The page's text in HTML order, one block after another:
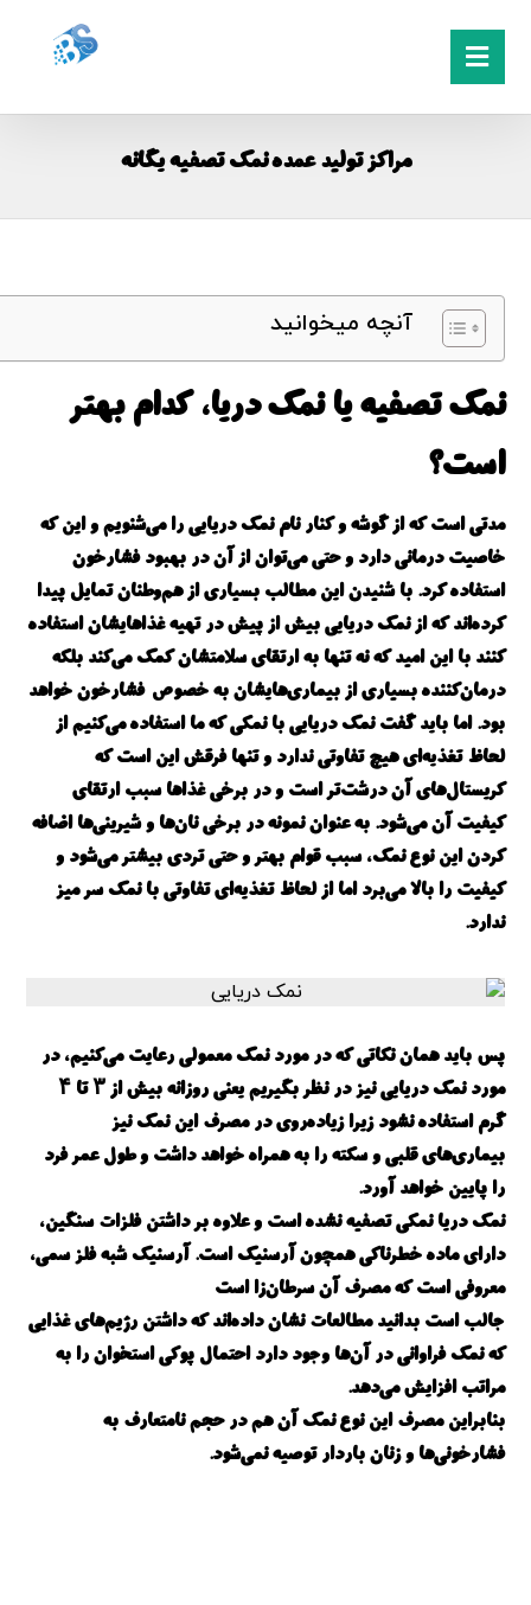
مراکز تولید عمده نمک تصفیه یگانه
آنچه میخوانید
نمک تصفیه یا نمک دریا، کدام بهتر
است؟
مدتی است که از گوشه و کنار نام نمک دریایی را می‌شنویم و این که
خاصیت درمانی دارد و حتی می‌توان از آن در بهبود فشارخون
استفاده کرد. با شنیدن این مطالب بسیاری از هم‌وطنان تمایل پیدا
کرده‌اند که از نمک دریایی بیش از پیش در تهیه غذاهایشان استفاده
کنند با این امید که نه تنها به ارتقای سلامتشان کمک می‌کند بلکه
درمان‌کننده بسیاری از بیماری‌هایشان به خصوص فشارخون خواهد
بود. اما باید گفت نمک دریایی با نمکی که ما استفاده می‌کنیم از
لحاظ تغذیه‌ای هیچ تفاوتی ندارد و تنها فرقش این است که
کریستال‌های آن درشت‌تر است و در برخی غذاها سبب ارتقای
کیفیت آن می‌شود. به عنوان نمونه در برخی نان‌ها و شیرینی‌ها اضافه
کردن این نوع نمک، سبب قوام بهتر و حتی تردی بیشتر می‌شود و
کیفیت را بالا می‌برد اما از لحاظ تغذیه‌ای تفاوتی با نمک سر میز
ندارد.
پس باید همان نکاتی که در مورد نمک معمولی رعایت می‌کنیم، در
مورد نمک دریایی نیز در نظر بگیریم یعنی روزانه بیش از ۳ تا ۴
گرم استفاده نشود زیرا زیاده‌روی در مصرف این نمک نیز
بیماری‌های قلبی و سکته را به همراه خواهد داشت و طول عمر فرد
را پایین خواهد آورد.
نمک دریا نمکی تصفیه نشده است و علاوه بر داشتن فلزات سنگین،
دارای ماده خطرناکی همچون آرسنیک است. آرسنیک شبه فلز سمی،
معروفی است که مصرف آن سرطان‌زا است
جالب است بدانید مطالعات نشان داده‌اند که داشتن رژیم‌های غذایی
که نمک فراوانی در آن‌ها وجود دارد احتمال پوکی استخوان را به
مراتب افزایش می‌دهد.
بنابراین مصرف این نوع نمک آن هم در حجم نامتعارف به
فشارخونی‌ها و زنان باردار توصیه نمی‌شود.